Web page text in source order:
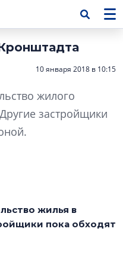
10 января 2018 в 10:15
жилого
застройщики
жилья в
пока обходят